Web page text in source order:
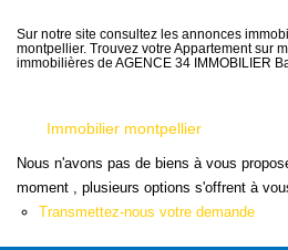
Syndic
NOS
Créer une alerte
Sur notre site consultez les annonces
montpellier. Trouvez votre Appartement sur
immobilières de AGENCE 34 IMMOBILIER
Immobilier montpellier
Nous n'avons pas de biens à vous
moment , plusieurs options s'offrent à
Transmettez-nous votre demande